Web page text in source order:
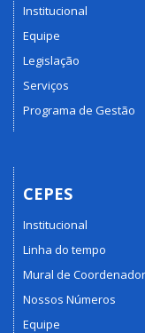
Institucional
Equipe
Legislação
Serviços
Programa de Gestão
CEPES
Institucional
Linha do tempo
Mural de
Nossos Números
Equipe